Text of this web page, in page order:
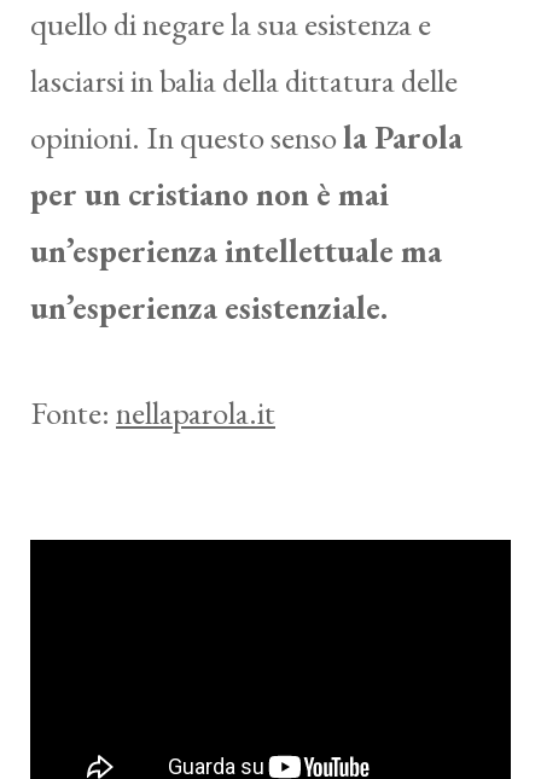
quello di negare la sua esistenza e
lasciarsi in balia della dittatura delle
opinioni. In questo sensola Parola
per un cristiano non è mai
un’esperienza intellettuale ma
un’esperienza esistenziale.
Fonte: nellaparola.it